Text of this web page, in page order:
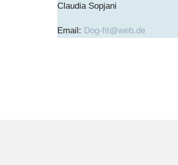
Claudia Sopjani
Email: Dog-fit@web.de